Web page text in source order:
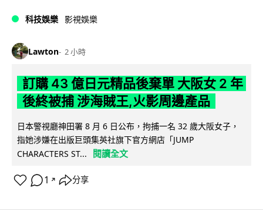
科技娛樂 影視娛樂
Lawton 2 小時
訂購 43 億日元精品後棄單 大阪女 2 年
後終被捕 涉海賊王,火影周邊產品
日本警視廳神田署 8 月 6 日公布，拘捕一名 32 歲大阪女子，
指她涉嫌在出版巨頭集英社旗下官方網店「JUMP
CHARACTERS ST...
閱讀全文
1 ↗ 分享